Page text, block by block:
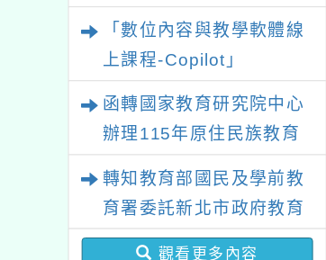
「數位內容與教學軟體線
上課程-Copilot」
函轉國家教育研究院中心
辦理115年原住民族教育
轉知教育部國民及學前教
育署委託新北市政府教育
局辦理「115年度教師專
觀看更多內容
學習手冊發表